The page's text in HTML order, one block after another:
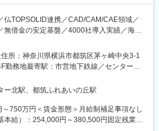
の元の文章は英語ですが、日本のお客様
めます。新製品が導入される際は、操作方
員やお客様からの質問や相談を受けること
説明や問題解決の提案といったやりがい
。
が身に付いてからの業務です。月に2回
す。
するトーケミの営業社員と同行し、お客
仏TOPSOLID連携／CAD/CAM/CAE領域／
無借金の安定基盤／4000社導入実績／海外
を導入したフランスのCAD/CAM/CAEソフ
ズを日本語化し、製造業のお客様向けに販
を行いながら、生産性向上と製造コストの
。
企業とのやりとりにおいて、円滑なコミュ
所：神奈川県横浜市都筑区茅ヶ崎中央3-1
勤務地最寄駅：市営地下鉄線／センター南
全面禁煙変更の範囲：会社の定める事業所
ー北駅、都筑ふれあいの丘駅
～750万円＜賃金形態＞月給制補足事項なし
本給）：254,000円～380,500円固定残業手